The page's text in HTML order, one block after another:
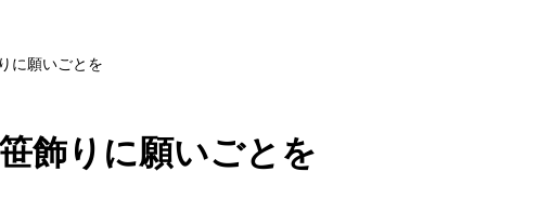
に願いごとを
飾りに願いごとを